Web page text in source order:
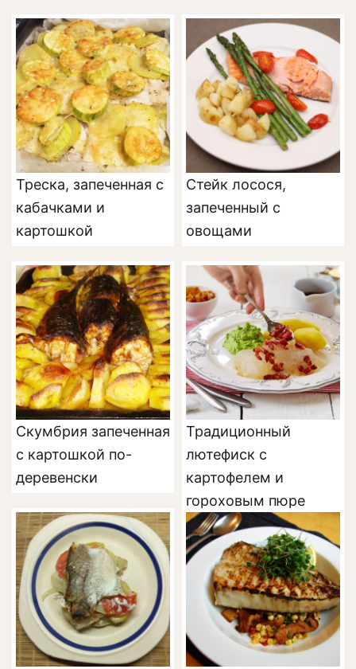
Треска, запеченная с
кабачками и
картошкой
Стейк лосося,
запеченный с
овощами
Скумбрия запеченная
с картошкой по-
деревенски
Традиционный
лютефиск с
картофелем и
гороховым пюре